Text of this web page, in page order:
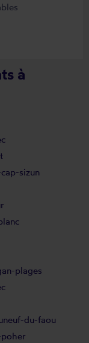
à
sizun
plages
du-faou